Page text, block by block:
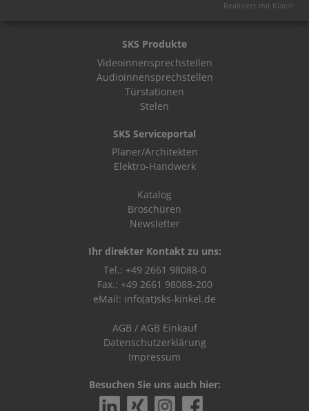
SKS Produkte
Videoinnensprechstellen
Audioinnensprechstellen
Türstationen
Stelen
SKS Serviceportal
Planer/Architekten
Elektro-Handwerk
Katalog
Broschüren
Newsletter
Ihr direkter Kontakt zu uns:
Tel.: +49 2661 98088-0
Fax.: +49 2661 98088-200
eMail: info(at)sks-kinkel.de
AGB / AGB Einkauf
Datenschutzerklärung
Impressum
Besuchen Sie uns auch hier:
Realisiert mit Klaro!